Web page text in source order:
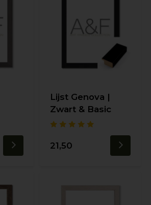
Lijst Genova |
Zwart & Basic
21,50